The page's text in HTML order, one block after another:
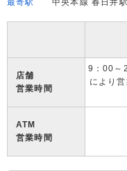
最寄駅
中央本線 春日井駅
店舗
営業時間
9：00～
により
ATM
営業時間